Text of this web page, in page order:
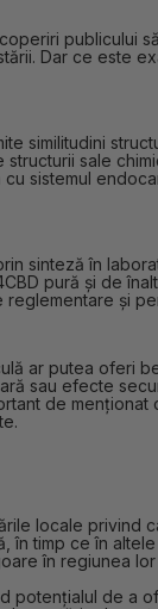
publicului
Dar ce este
similitudini
sale
sistemul
sinteză în
pură și de
și
ar putea oferi
sau efecte
de
locale
timp ce în
în regiunea
potențialul de